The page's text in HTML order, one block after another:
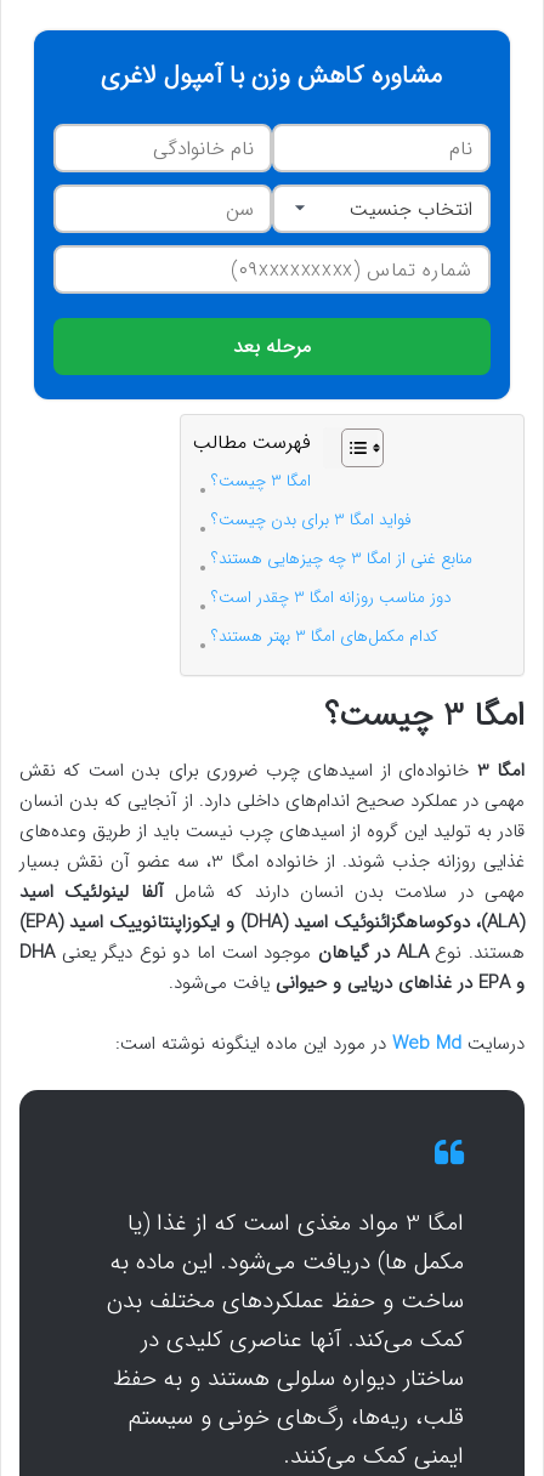
مشاوره کاهش وزن با آمپول لاغری
مرحله بعد
فهرست مطالب
امگا 3 چیست؟
فواید امگا 3 برای بدن چیست؟
منابع غنی از امگا 3 چه چیزهایی هستند؟
دوز مناسب روزانه امگا 3 چقدر است؟
کدام مکمل‌های امگا 3 بهتر هستند؟
امگا 3 چیست؟
امگا 3
خانواده‌ای از اسیدهای چرب ضروری برای بدن است که نقش
مهمی در عملکرد صحیح اندام‌های داخلی دارد. از آنجایی که بدن انسان
قادر به تولید این گروه از اسیدهای چرب نیست باید از طریق وعده‌های
غذایی روزانه جذب شوند. از خانواده امگا 3، سه عضو آن نقش بسیار
مهمی در سلامت بدن انسان دارند که شاملآلفا لینولئیک اسید
(ALA)، دوکوساهگزائنوئیک اسید (DHA) و ایکوزاپنتانوییک اسید (EPA)
هستند. نوعALA در گیاهان موجود است اما دو نوع دیگر یعنی DHA
و EPA در غذاهای دریایی و حیوانی
یافت می‌شود.
درسایت Web Md در مورد این ماده اینگونه نوشته است:
امگا 3 مواد مغذی است که از غذا (یا
مکمل ها) دریافت می‌شود. این ماده به
ساخت و حفظ عملکردهای مختلف بدن
کمک می‌کند. آنها عناصری کلیدی در
ساختار دیواره سلولی هستند و به حفظ
قلب، ریه‌ها، رگ‌های خونی و سیستم
ایمنی کمک می‌کنند.